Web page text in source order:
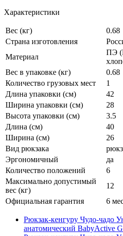
Характеристики
Вес (кг)
0.68
Страна изготовления
Материал
ПЭ
Вес в упаковке (кг)
0.68
Количество грузовых мест
1
Длина упаковки (см)
42
Ширина упаковки (см)
28
Высота упаковки (см)
3.5
Длина (см)
40
Ширина (см)
26
Вид рюкзака
Эргономичный
да
Количество положений
6
Максимально допустимый
вес (кг)
12
Официальная гарантия
6
Рюкзак-кенгуру Чудо-чадо
анатомический BabyActive